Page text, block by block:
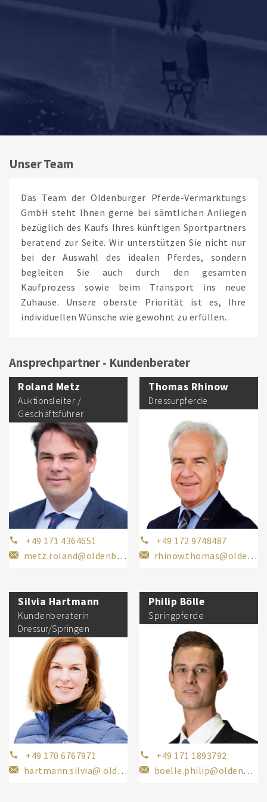
Unser Team
Das Team der Oldenburger Pferde-Vermarktungs
GmbH steht Ihnen gerne bei sämtlichen Anliegen
bezüglich des Kaufs Ihres künftigen Sportpartners
beratend zur Seite. Wir unterstützen Sie nicht nur
bei der Auswahl des idealen Pferdes, sondern
begleiten Sie auch durch den gesamten
Kaufprozess sowie beim Transport ins neue
Zuhause. Unsere oberste Priorität ist es, Ihre
individuellen Wünsche wie gewohnt zu erfüllen.
Ansprechpartner - Kundenberater
Roland Metz
Auktionsleiter /
Geschäftsführer
+49 171 4364651
metz.roland@oldenburger-pferde.com
Thomas Rhinow
Dressurpferde
+49 172 9748487
rhinow.thomas@oldenburger-pferde.com
Silvia Hartmann
Kundenberaterin
Dressur/Springen
+49 170 6767971
hartmann.silvia@ oldenburger-pferde.com
Philip Bölle
Springpferde
+49 171 1893792
boelle.philip@oldenburger-pferde.com